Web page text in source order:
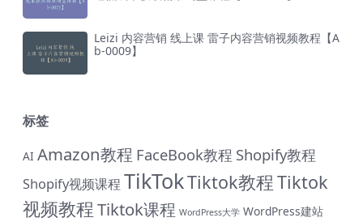
Leizi 内容营销 线上课 雷子内容营销视频教程【A
b-0009】
标签
AI Amazon教程 FaceBook教程 Shopify教程
Shopify视频课程TikTokTiktok教程Tiktok
视频教程Tiktok课程 WordPress大学 WordPress建站